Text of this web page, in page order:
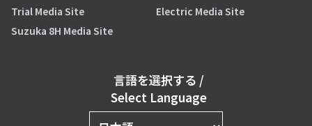
Trial Media Site
Electric Media Site
Suzuka 8H Media Site
言語を選択する /
Select Language